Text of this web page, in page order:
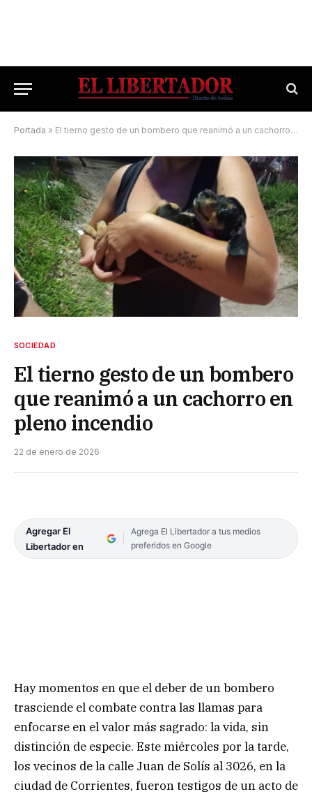
Portada » El tierno gesto de un bombero que reanimó a un cachorro en pleno incendio
SOCIEDAD
El tierno gesto de un bombero
que reanimó a un cachorro en
pleno incendio
22 de enero de 2026
Agregar El
Libertador en
Agrega El Libertador a tus medios
preferidos en Google
Hay momentos en que el deber de un bombero
trasciende el combate contra las llamas para
enfocarse en el valor más sagrado: la vida, sin
distinción de especie. Este miércoles por la tarde,
los vecinos de la calle Juan de Solís al 3026, en la
ciudad de Corrientes, fueron testigos de un acto de